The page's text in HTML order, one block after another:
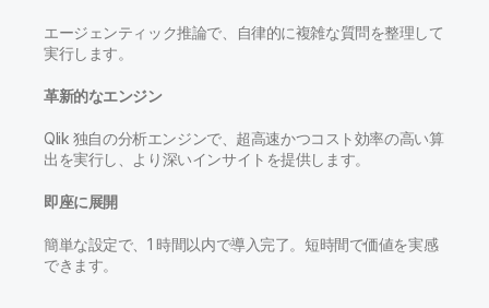
エージェンティック推論で、自律的に複雑な質問を整理して
実行します。
革新的なエンジン
Qlik 独自の分析エンジンで、超高速かつコスト効率の高い算
出を実行し、より深いインサイトを提供します。
即座に展開
簡単な設定で、1 時間以内で導入完了。短時間で価値を実感
できます。